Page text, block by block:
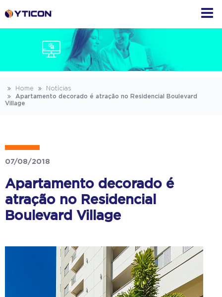
Home
Notícias
Apartamento decorado é atração no Residencial Boulevard
Village
07/08/2018
Apartamento decorado é
atração no Residencial
Boulevard Village